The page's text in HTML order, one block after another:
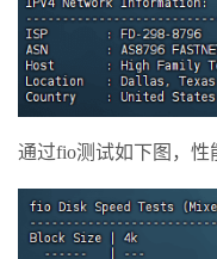
通过fio测试如下图，性